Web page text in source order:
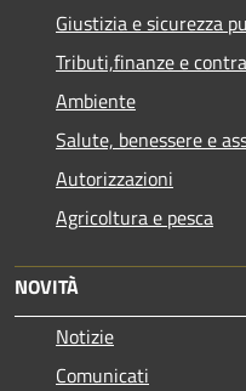
Giustizia e sicurezza
Tributi,finanze e
Ambiente
Salute, benessere e
Autorizzazioni
Agricoltura e pesca
NOVITÀ
Notizie
Comunicati